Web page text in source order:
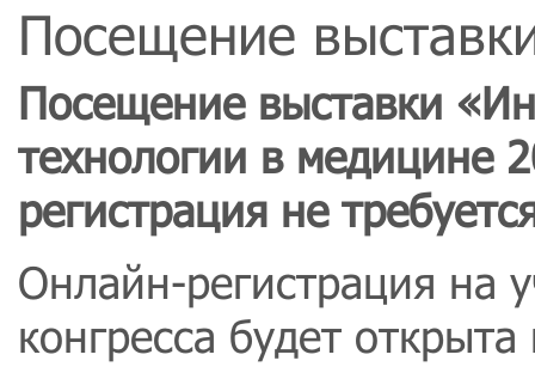
Посещение
Посещение выставки
технологии в медицине
регистрация не
Онлайн-регистрация на
конгресса будет